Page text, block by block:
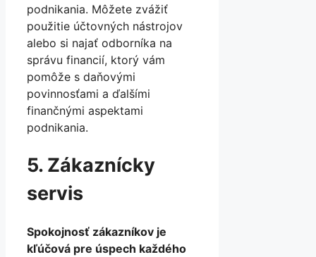
podnikania. Môžete zvážiť
použitie účtovných nástrojov
alebo si najať odborníka na
správu financií, ktorý vám
pomôže s daňovými
povinnosťami a ďalšími
finančnými aspektami
podnikania.
5. Zákaznícky
servis
Spokojnosť zákazníkov je
kľúčová pre úspech každého